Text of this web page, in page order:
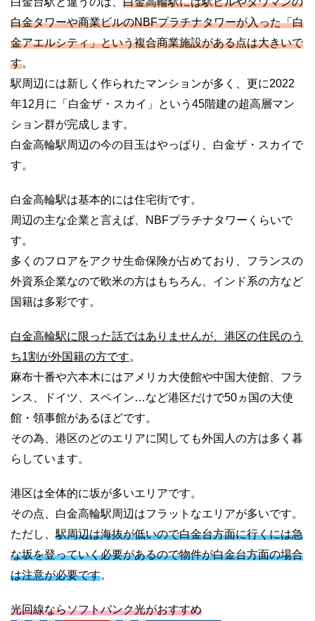
白金タワーや商業ビルのNBFプラチナタワーが入った「白
金アエルシティ」という複合商業施設がある点は大きいで
す。
駅周辺には新しく作られたマンションが多く、更に2022
年12月に「白金ザ・スカイ」という45階建の超高層マン
ション群が完成します。
白金高輪駅周辺の今の目玉はやっぱり、白金ザ・スカイで
す。
白金高輪駅は基本的には住宅街です。
周辺の主な企業と言えば、NBFプラチナタワーくらいで
す。
多くのフロアをアクサ生命保険が占めており、フランスの
外資系企業なので欧米の方はもちろん、インド系の方など
国籍は多彩です。
白金高輪駅に限った話ではありませんが、港区の住民のう
ち1割が外国籍の方です。
麻布十番や六本木にはアメリカ大使館や中国大使館、フラ
ンス、ドイツ、スペイン…など港区だけで50ヵ国の大使
館・領事館があるほどです。
その為、港区のどのエリアに関しても外国人の方は多く暮
らしています。
港区は全体的に坂が多いエリアです。
その点、白金高輪駅周辺はフラットなエリアが多いです。
ただし、 駅周辺は海抜が低いので白金台方面に行くには急
な坂を登っていく必要があるので物件が白金台方面の場合
は注意が必要です。
光回線ならソフトバンク光がおすすめ